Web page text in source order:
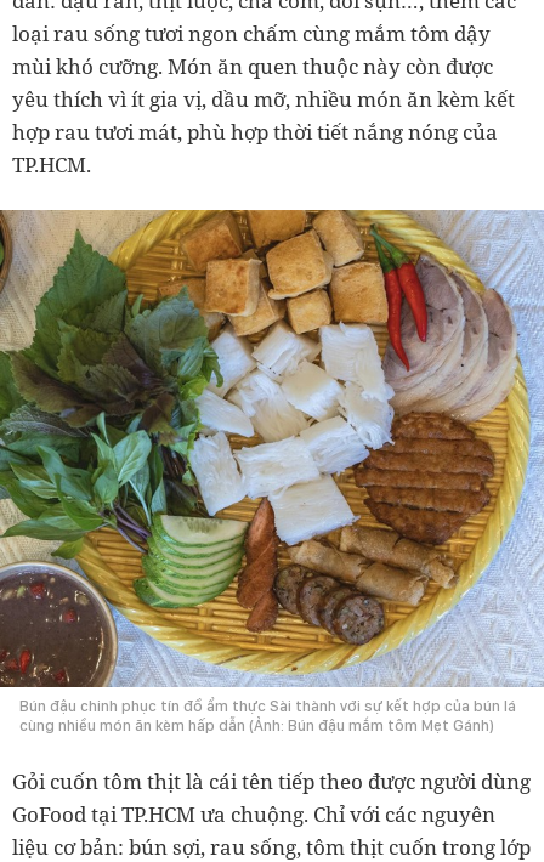
loại rau sống tươi ngon chấm cùng mắm tôm dậy
mùi khó cưỡng. Món ăn quen thuộc này còn được
yêu thích vì ít gia vị, dầu mỡ, nhiều món ăn kèm kết
hợp rau tươi mát, phù hợp thời tiết nắng nóng của
TP.HCM.
Bún đậu chinh phục tín đồ ẩm thực Sài thành với sự kết hợp của bún lá
cùng nhiều món ăn kèm hấp dẫn (Ảnh: Bún đậu mắm tôm Mẹt Gánh)
Gỏi cuốn tôm thịt là cái tên tiếp theo được người dùng
GoFood tại TP.HCM ưa chuộng. Chỉ với các nguyên
liệu cơ bản: bún sợi, rau sống, tôm thịt cuốn trong lớp